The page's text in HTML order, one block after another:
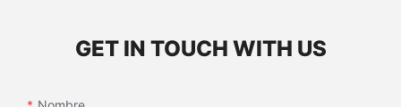
GET IN TOUCH WITH US